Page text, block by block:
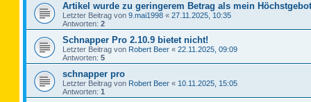
Artikel wurde zu geringerem Betrag als mein
Letzter Beitrag von 9.mai1998 « 27.11.2025, 10:35
Antworten: 2
Schnapper Pro 2.10.9 bietet nicht!
Letzter Beitrag von Robert Beer « 22.11.2025, 09:09
Antworten: 5
schnapper pro
Letzter Beitrag von Robert Beer « 10.11.2025, 15:05
Antworten: 1